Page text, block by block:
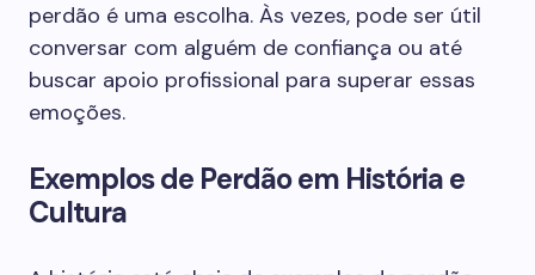
perdão é uma escolha. Às vezes, pode ser útil
conversar com alguém de confiança ou até
buscar apoio profissional para superar essas
emoções.
Exemplos de Perdão em História e
Cultura